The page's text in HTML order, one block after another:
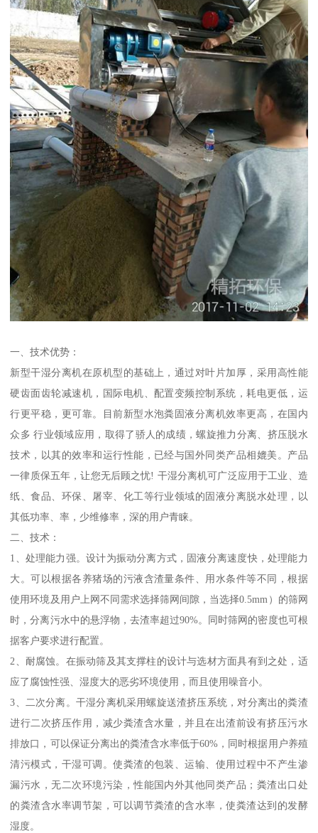
一、技术优势：
新型干湿分离机在原机型的基础上，通过对叶片加厚，采用高性能
硬齿面齿轮减速机，国际电机、配置变频控制系统，耗电更低，运
行更平稳，更可靠。目前新型水泡粪固液分离机效率更高，在国内
众多 行业领域应用，取得了骄人的成绩，螺旋推力分离、挤压脱水
技术，以其的效率和运行性能，已经与国外同类产品相媲美。产品
一律质保五年，让您无后顾之忧! 干湿分离机可广泛应用于工业、造
纸、食品、环保、屠宰、化工等行业领域的固液分离脱水处理，以
其低功率、率，少维修率，深的用户青睐。
二、技术：
1、处理能力强。设计为振动分离方式，固液分离速度快，处理能力
大。可以根据各养猪场的污液含渣量条件、用水条件等不同，根据
使用环境及用户上网不同需求选择筛网间隙，当选择0.5mm）的筛网
时，分离污水中的悬浮物，去渣率超过90%。同时筛网的密度也可根
据客户要求进行配置。
2、耐腐蚀。在振动筛及其支撑柱的设计与选材方面具有到之处，适
应了腐蚀性强、湿度大的恶劣环境使用，而且使用噪音小。
3、二次分离。干湿分离机采用螺旋送渣挤压系统，对分离出的粪渣
进行二次挤压作用，减少粪渣含水量，并且在出渣前设有挤压污水
排放口，可以保证分离出的粪渣含水率低于60%，同时根据用户养殖
清污模式，干湿可调。使粪渣的包装、运输、使用过程中不产生渗
漏污水，无二次环境污染，性能国内外其他同类产品；粪渣出口处
的粪渣含水率调节架，可以调节粪渣的含水率，使粪渣达到的发酵
湿度。